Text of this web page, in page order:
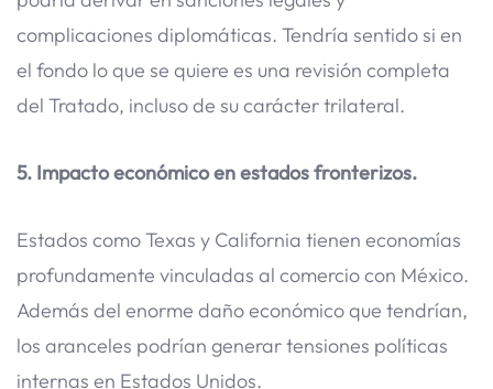
complicaciones diplomáticas. Tendría sentido si en
el fondo lo que se quiere es una revisión completa
del Tratado, incluso de su carácter trilateral.
5. Impacto económico en estados fronterizos.
Estados como Texas y California tienen economías
profundamente vinculadas al comercio con México.
Además del enorme daño económico que tendrían,
los aranceles podrían generar tensiones políticas
internas en Estados Unidos.